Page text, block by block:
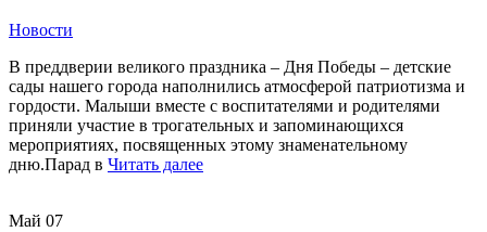
Новости
В преддверии великого праздника – Дня Победы – детские
сады нашего города наполнились атмосферой патриотизма и
гордости. Малыши вместе с воспитателями и родителями
приняли участие в трогательных и запоминающихся
мероприятиях, посвященных этому знаменательному
дню.Парад в Читать далее
Май 07